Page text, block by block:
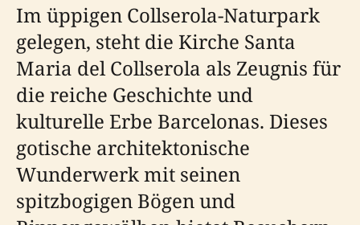
Im üppigen Collserola-Naturpark
gelegen, steht die Kirche Santa
Maria del Collserola als Zeugnis für
die reiche Geschichte und
kulturelle Erbe Barcelonas. Dieses
gotische architektonische
Wunderwerk mit seinen
spitzbogigen Bögen und